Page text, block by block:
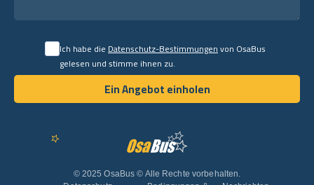
Deutsch
© 2025 OsaBus © Alle Rechte vorbehalten.
Ich habe dieDatenschutz-Bestimmungenvon OsaBus
gelesen und stimme ihnen zu.
Ein Angebot einholen
Ein Angebot einholen